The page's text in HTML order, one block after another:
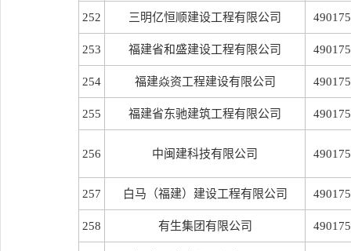
252 三明亿恒顺建设工程有限公司
253 福建省和盛建设工程有限公司
254 福建焱资工程建设有限公司
255 福建省东驰建筑工程有限公司
256 中闽建科技有限公司
257 白马（福建）建设工程有限公司
258 有生集团有限公司